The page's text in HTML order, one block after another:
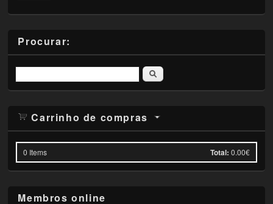
Procurar:
Pesquisar
Carrinho de compras
0 Items Total: 0.00€
Membros online